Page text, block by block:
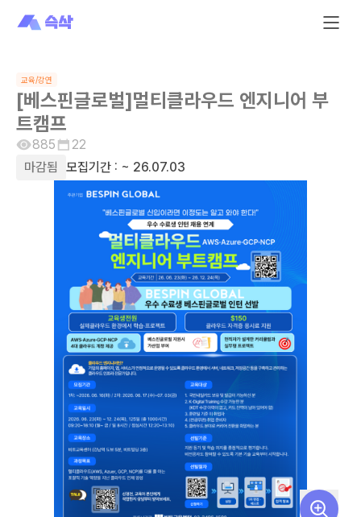
교육/강연
[베스핀글로벌]멀티클라우드 엔지니어 부
트캠프
885
22
마감됨
모집기간 : ~ 26.07.03